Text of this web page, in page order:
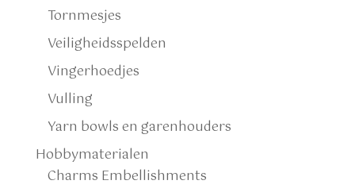
Tornmesjes
Veiligheidsspelden
Vingerhoedjes
Vulling
Yarn bowls en garenhouders
Hobbymaterialen
Charms Embellishments